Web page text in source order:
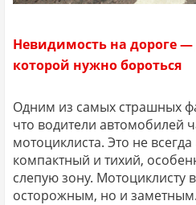
Невидимость на дороге —
которой нужно бороться
Одним из самых страшных
что водители автомобилей
мотоциклиста. Это не
компактный и тихий,
слепую зону. Мотоциклисту
осторожным, но и заметным.